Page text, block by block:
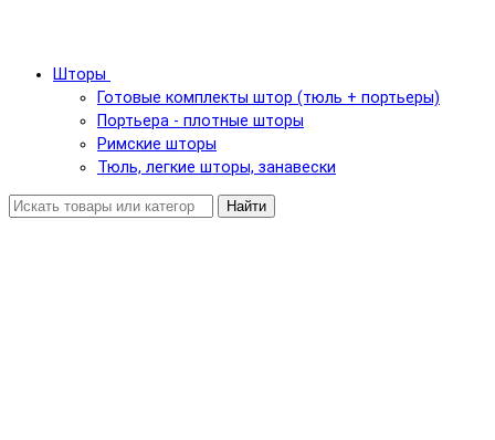
Шторы
Готовые комплекты штор (тюль + портьеры)
Портьера - плотные шторы
Римские шторы
Тюль, легкие шторы, занавески
Найти